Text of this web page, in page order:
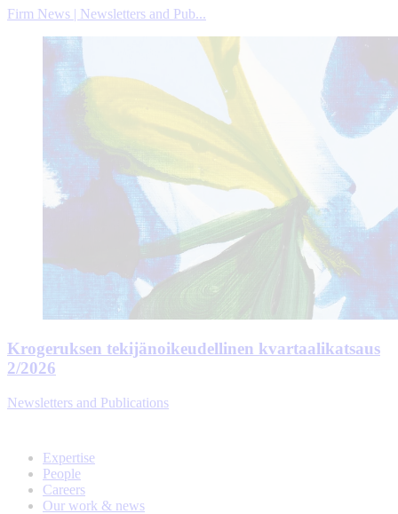
Firm News | Newsletters and Pub...
Krogeruksen tekijänoikeudellinen kvartaalikatsaus
2/2026
Newsletters and Publications
Expertise
People
Careers
Our work & news